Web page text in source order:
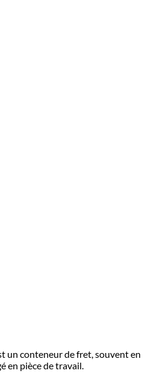
un conteneur de fret, souvent en
en pièce de travail.